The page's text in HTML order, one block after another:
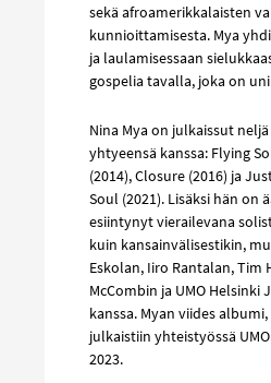
sekä afroamerikkalaisten
kunnioittamisesta. Mya
ja laulamisessaan
gospelia tavalla, joka on
Nina Mya on julkaissut
yhtyeensä kanssa: Flying
(2014), Closure (2016) ja
Soul (2021). Lisäksi hän on
esiintynyt vierailevana
kuin kansainvälisestikin,
Eskolan, Iiro Rantalan, Tim
McCombin ja UMO Helsinki
kanssa. Myan viides
julkaistiin yhteistyössä
2023.